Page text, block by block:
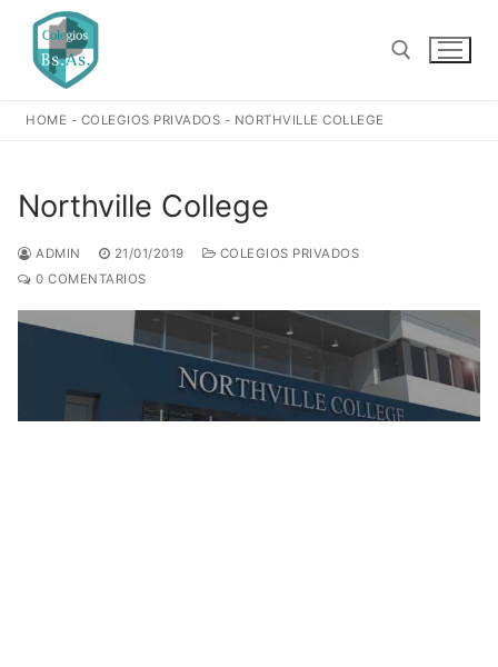
contenido
HOME - COLEGIOS PRIVADOS - NORTHVILLE COLLEGE
Northville College
ADMIN 21/01/2019
COLEGIOS PRIVADOS
0 COMENTARIOS